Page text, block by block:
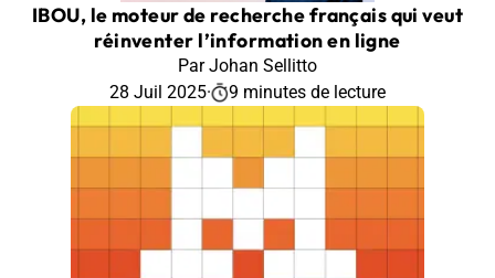
IBOU, le moteur de recherche français qui veut
réinventer l’information en ligne
Par Johan Sellitto
28 Juil 2025· 9 minutes de lecture